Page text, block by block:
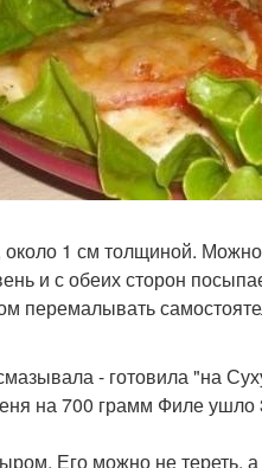
1 см толщиной. Можно
и с обеих сторон
перемалывать
- готовила "на
на 700 грамм Филе ушло
Его можно не тереть, а